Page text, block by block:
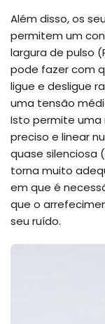
Além disso, os
permitem um
largura de pulso
pode fazer com
ligue e desligue
uma tensão
Isto permite uma
preciso e linear
quase silenciosa
torna muito
em que é
que o
seu ruído.